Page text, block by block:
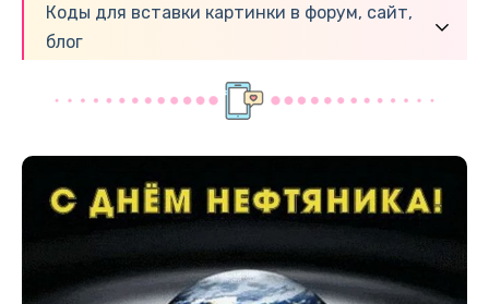
Коды для вставки картинки в форум, сайт,
блог